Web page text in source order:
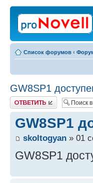
Список форумов ‹
GW8SP1
Ответить
GW8SP1
skoltogyan » 01
GW8SP1